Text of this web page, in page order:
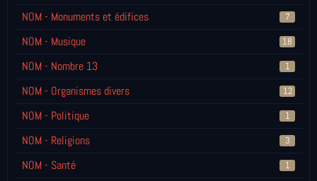
NOM - Monuments et édifices 7
NOM - Musique 18
NOM - Nombre 13 1
NOM - Organismes divers 12
NOM - Politique 1
NOM - Religions 3
NOM - Santé 1